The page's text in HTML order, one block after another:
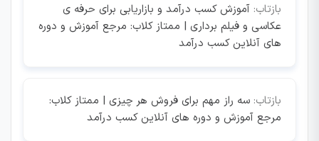
بازتاب: آموزش کسب درآمد و بازاریابی برای حرفه ی
عکاسی و فیلم برداری | ممتاز کلاب: مرجع آموزش و دوره
های آنلاین کسب درآمد
بازتاب: سه راز مهم برای فروش هر چیزی | ممتاز کلاب:
مرجع آموزش و دوره های آنلاین کسب درآمد